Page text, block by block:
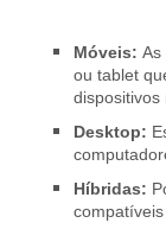
Móveis:
ou tablet
dispositivos
Desktop:
Híbridas: